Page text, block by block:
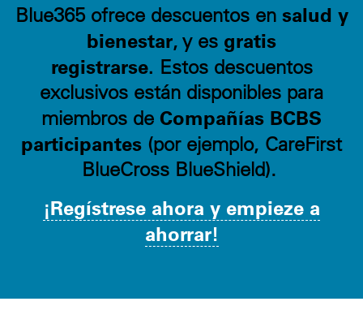
Blue365 ofrece descuentos en salud y
bienestar, y es gratis
registrarse. Estos descuentos
exclusivos están disponibles para
miembros de Compañías BCBS
participantes (por ejemplo, CareFirst
BlueCross BlueShield).
¡Regístrese ahora y empieze a
ahorrar!